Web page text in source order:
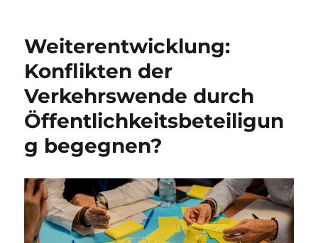
Weiterentwicklung:
Konflikten der
Verkehrswende durch
Öffentlichkeitsbeteiligun
g begegnen?